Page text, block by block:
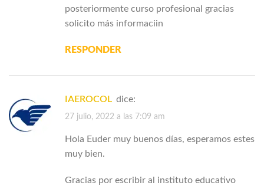
posteriormente curso profesional gracias
solicito más informaciin
RESPONDER
IAEROCOL dice:
27 julio, 2022 a las 7:09 am
Hola Euder muy buenos días, esperamos estes
muy bien.
Gracias por escribir al instituto educativo